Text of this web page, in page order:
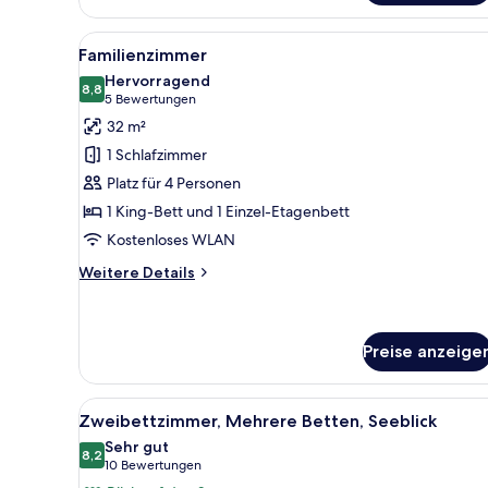
Alle
Fotos
für
Familienzimmer
anzeigen
Ein Hotelzimmer mit einem
9
Familienzimmer
8,88,8 von 10
Hervorragend
5 Bewertungen
(5
Bewertungen)
32 m²
1 Schlafzimmer
Platz für 4 Personen
1 King-Bett und 1 Einzel-Etagenbett
Kostenloses WLAN
Weitere Details
Weitere
Preise
Alle
Fotos
für
Ein Hotelzimmer mit zwei
5
Zweibettzimmer, Mehrere Betten, Seeblick
8,28,2 von 10
Sehr gut
10 Bewertungen
(10